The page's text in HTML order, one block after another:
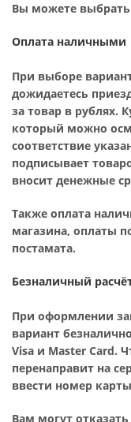
Вы можете выбрать
Оплата наличными
При выборе
дожидаетесь
за товар в рублях.
который можно
соответствие
подписывает
вносит денежные
Также оплата
магазина, оплаты
постамата.
Безналичный
При оформлении
вариант
Visa и Master Card.
перенаправит на
ввести номер
Вам могут